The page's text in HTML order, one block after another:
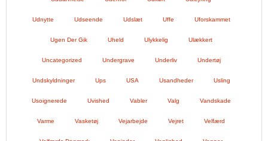
Udnytte Udseende Udslæt Uffe Uforskammet
Ugen Der Gik Uheld Ulykkelig Ulækkert
Uncategorized Undergrave Underliv Undertøj
Undskyldninger Ups USA Usandheder Usling
Usoignerede Uvished Vabler Valg Vandskade
Varme Vasketøj Vejarbejde Vejret Velfærd